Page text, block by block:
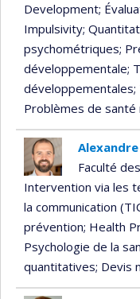
Development;
Impulsivity;
psychométriques;
développementale;
développementales;
Problèmes de santé
Faculté
Intervention via les
la communication
prévention; Health
Psychologie de la
quantitatives; Devis